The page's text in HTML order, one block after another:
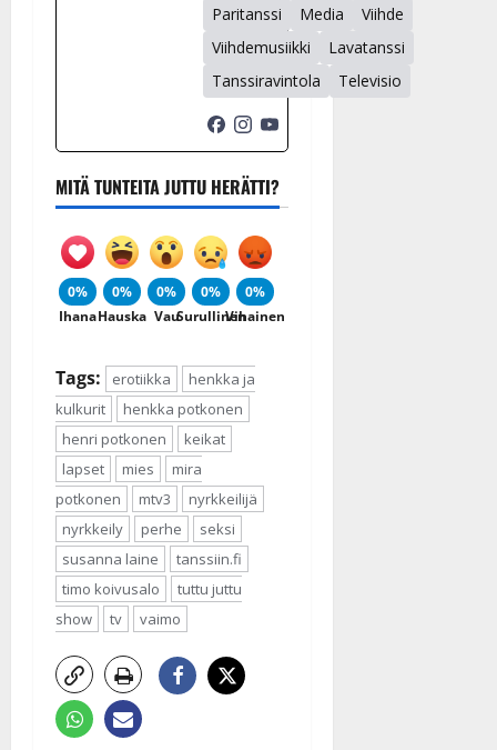
Paritanssi
Media
Viihde
Viihdemusiikki
Lavatanssi
Tanssiravintola
Televisio
MITÄ TUNTEITA JUTTU HERÄTTI?
0%
Ihana
0%
Hauska
0%
Vau
0%
Surullinen
0%
Vihainen
Tags: erotiikka
henkka ja
kulkurit
henkka potkonen
henri potkonen
keikat
lapset
mies
mira
potkonen
mtv3
nyrkkeilijä
nyrkkeily
perhe
seksi
susanna laine
tanssiin.fi
timo koivusalo
tuttu juttu
show
tv vaimo